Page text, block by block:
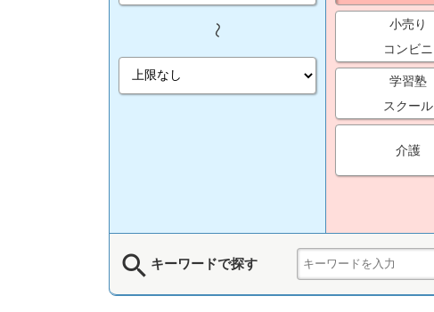
小売り
コンビニ
学習塾
スクール
介護
search キーワードで探す